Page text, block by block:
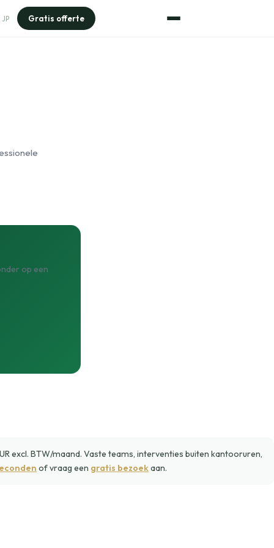
JP Gratis offerte
op een
excl. BTW/maand. Vaste teams, interventies buiten kantooruren,
of vraag een gratis bezoekaan.